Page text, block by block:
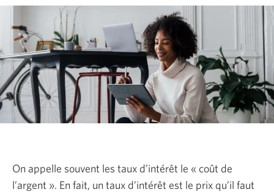
On appelle souvent les taux d’intérêt le « coût de
l’argent ». En fait, un taux d’intérêt est le prix qu’il faut